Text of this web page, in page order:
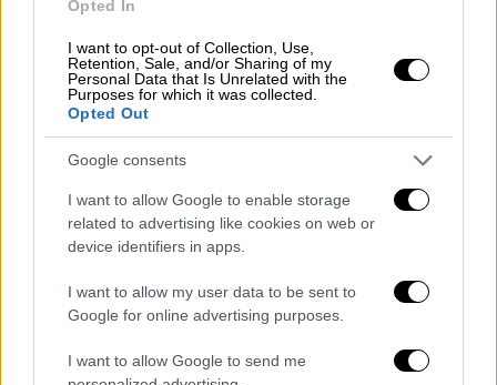
Opted In
I want to opt-out of Collection, Use,
Retention, Sale, and/or Sharing of my
Personal Data that Is Unrelated with the
Purposes for which it was collected.
Opted Out
Google consents
I want to allow Google to enable storage
related to advertising like cookies on web or
device identifiers in apps.
I want to allow my user data to be sent to
Google for online advertising purposes.
I want to allow Google to send me
το παρόν δεν υπάρχει σαφής εικόνα για το
εάν και σε ποιο βαθμό έχουν προκληθεί
ζημιές σε καλλιέργειες στην περιοχή από τη
χαλαζόπτωση.